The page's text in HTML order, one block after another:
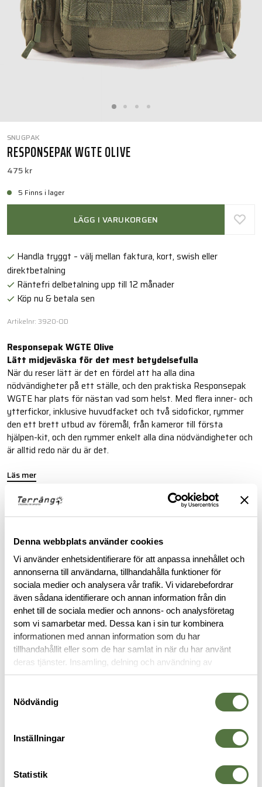
Denna webbplats använder cookies
Vi använder enhetsidentifierare för att anpassa innehållet och
annonserna till användarna, tillhandahålla funktioner för
sociala medier och analysera vår trafik. Vi vidarebefordrar
även sådana identifierare och annan information från din
enhet till de sociala medier och annons- och analysföretag
som vi samarbetar med. Dessa kan i sin tur kombinera
informationen med annan information som du har
tillhandahållit eller som de har samlat in när du har använt
deras tjänster. Insamling, delning och användning av
personuppgifter kan användas för personalisering av
Nödvändig
Inställningar
Statistik
SNUGPAK
RESPONSEPAK WGTE OLIVE
475 kr
5 Finns i lager
LÄGG I VARUKORGEN
Handla tryggt – välj mellan faktura, kort, swish eller
direktbetalning
Räntefri delbetalning upp till 12 månader
Köp nu & betala sen
Artikelnr: 3920-OD
Responsepak WGTE Olive
Lätt midjeväska för det mest betydelsefulla
När du reser lätt är det en fördel att ha alla dina
nödvändigheter på ett ställe, och den praktiska Responsepak
WGTE har plats för nästan vad som helst. Med flera inner- och
ytterfickor, inklusive huvudfacket och två sidofickor, rymmer
den ett brett utbud av föremål, från kameror till första
hjälpen-kit, och den rymmer enkelt alla dina nödvändigheter och
är alltid redo när du är det.
Läs mer
BESKRIVNING
SPECIFIKATIONER
VÄSKOR